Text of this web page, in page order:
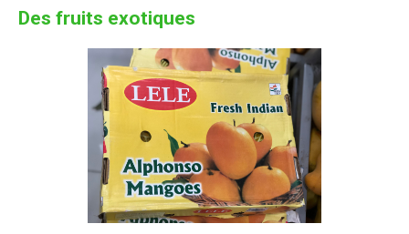
Des fruits exotiques